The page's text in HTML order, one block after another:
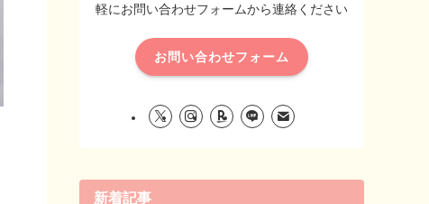
軽にお問い合わせフォームから連絡ください
お問い合わせフォーム
新着記事